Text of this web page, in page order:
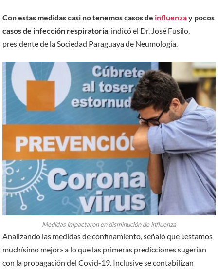
Con estas medidas casi no tenemos casos de influenzay pocos
casos de infección respiratoria , indicó el Dr. José Fusilo,
presidente de la Sociedad Paraguaya de Neumología.
Medidas impactaron en disminución de influenza
Analizando las medidas de confinamiento, señaló que «estamos
muchísimo mejor» a lo que las primeras predicciones sugerían
con la propagación del Covid-19. Inclusive se contabilizan